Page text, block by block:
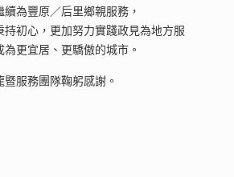
為豐原／后里鄉親服務，
持初心，更加努力實踐政見為地方服
更宜居、更驕傲的城市。
服務團隊鞠躬感謝。